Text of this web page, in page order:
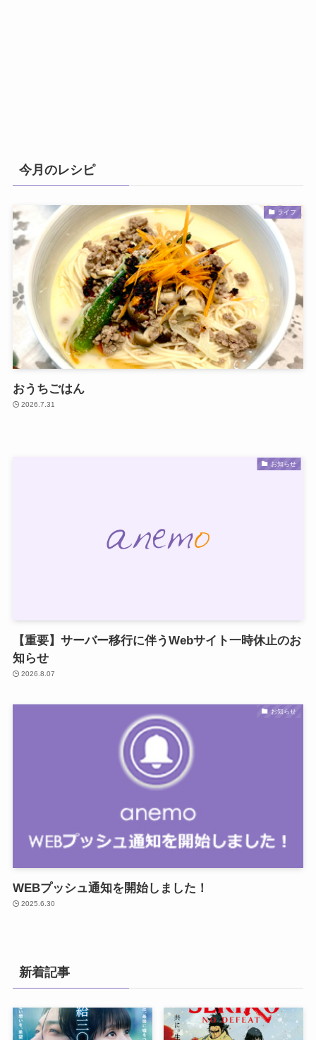
今月のレシピ
ライフ
おうちごはん
2026.7.31
お知らせ
【重要】サーバー移行に伴うWebサイト一時休止のお
知らせ
2026.8.07
お知らせ
WEBプッシュ通知を開始しました！
2025.6.30
新着記事